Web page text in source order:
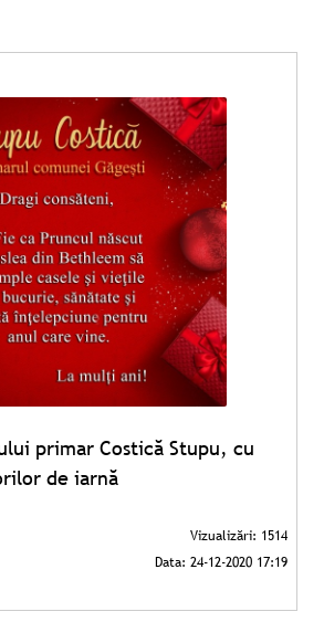
primar Costică Stupu, cu
de iarnă